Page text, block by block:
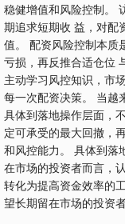
稳健增值和风险控制。
期追求短期收 益，对配
值。 配资风险控制本质
亏损，再反推合适仓位
主动学习风控知识，市
每一次配资决策。 当越
具体到落地操作层面，
定可承受的最大回撤，
和风控能力。 具体到落
在市场的投资者而言，
转化为提高资金效率的
望长期留在市场的投资